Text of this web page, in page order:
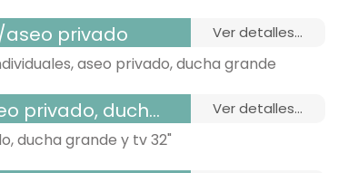
aseo privado ver detalles...
aseo privado, ducha grande
camas
ducha y tv ver detalles...
ducha grande y tv 32"